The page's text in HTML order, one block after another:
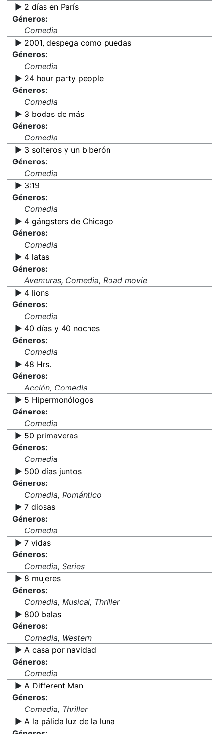
▶️ 2 días en París
Géneros:
Comedia
▶️ 2001, despega como puedas
Géneros:
Comedia
▶️ 24 hour party people
Géneros:
Comedia
▶️ 3 bodas de más
Géneros:
Comedia
▶️ 3 solteros y un biberón
Géneros:
Comedia
▶️ 3:19
Géneros:
Comedia
▶️ 4 gángsters de Chicago
Géneros:
Comedia
▶️ 4 latas
Géneros:
Aventuras, Comedia, Road movie
▶️ 4 lions
Géneros:
Comedia
▶️ 40 días y 40 noches
Géneros:
Comedia
▶️ 48 Hrs.
Géneros:
Acción, Comedia
▶️ 5 Hipermonólogos
Géneros:
Comedia
▶️ 50 primaveras
Géneros:
Comedia
▶️ 500 días juntos
Géneros:
Comedia, Romántico
▶️ 7 diosas
Géneros:
Comedia
▶️ 7 vidas
Géneros:
Comedia, Series
▶️ 8 mujeres
Géneros:
Comedia, Musical, Thriller
▶️ 800 balas
Géneros:
Comedia, Western
▶️ A casa por navidad
Géneros:
Comedia
▶️ A Different Man
Géneros:
Comedia, Thriller
▶️ A la pálida luz de la luna